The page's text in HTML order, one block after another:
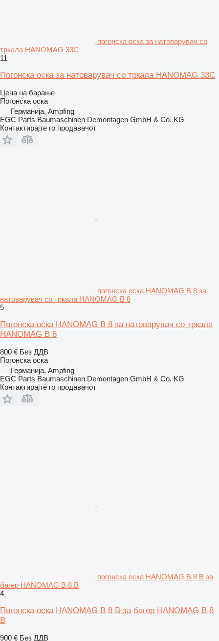
погонска оска за натоварувач со
тркала HANOMAG 33C
11
Погонска оска за натоварувач со тркала HANOMAG 33C
Цена на барање
Погонска оска
Германија, Ampfing
EGC Parts Baumaschinen Demontagen GmbH & Co. KG
Контактирајте го продавачот
погонска оска HANOMAG B 8 за
натоварувач со тркала HANOMAG B 8
5
Погонска оска HANOMAG B 8 за натоварувач со тркала
HANOMAG B 8
800 € Без ДДВ
Погонска оска
Германија, Ampfing
EGC Parts Baumaschinen Demontagen GmbH & Co. KG
Контактирајте го продавачот
погонска оска HANOMAG B 8 B за
багер HANOMAG B 8 B
4
Погонска оска HANOMAG B 8 B за багер HANOMAG B 8
B
900 € Без ДДВ